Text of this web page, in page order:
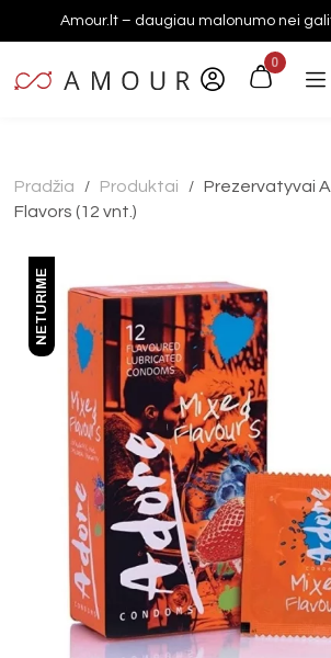
Amour.lt – daugiau malonumo nei
0
Pradžia / Produktai /
Prezervatyvai
Flavors (12 vnt.)
NETURIME